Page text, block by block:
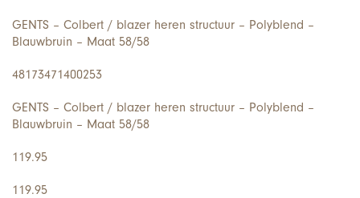
GENTS – Colbert / blazer heren structuur – Polyblend –
Blauwbruin – Maat 58/58
48173471400253
GENTS – Colbert / blazer heren structuur – Polyblend –
Blauwbruin – Maat 58/58
119.95
119.95